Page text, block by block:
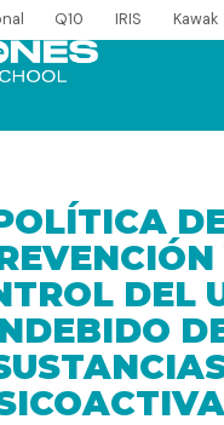
Q10 IRIS Kawak
DEL